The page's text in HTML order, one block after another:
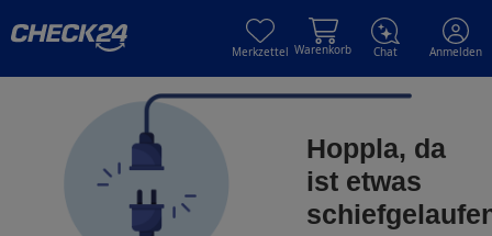
Merkzettel Warenkorb Chat Anmelden
Hoppla, da
ist etwas